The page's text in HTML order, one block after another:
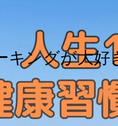
キングが大